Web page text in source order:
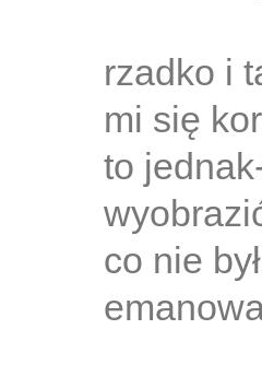
rzadko i
mi się
to
co nie